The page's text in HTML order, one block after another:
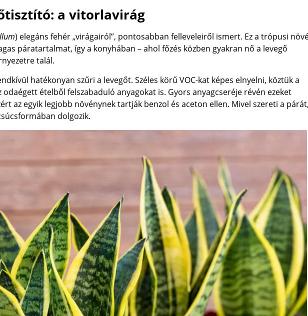
a vitorlavirág
) elegáns fehér „virágairól”, pontosabban felleveleiről ismert. Ez a trópusi
páratartalmat, így a konyhában – ahol főzés közben gyakran nő a levegő
talál.
hatékonyan szűri a levegőt. Széles körű VOC-kat képes elnyelni, köztük a
ételből felszabaduló anyagokat is. Gyors anyagcseréje révén ezeket
az egyik legjobb növénynek tartják benzol és aceton ellen. Mivel szereti a
dolgozik.